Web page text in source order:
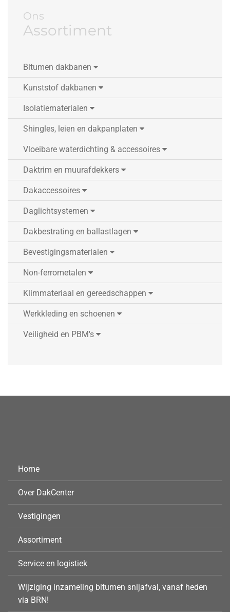
Ons
Assortiment
Bitumen dakbanen
Kunststof dakbanen
Isolatiematerialen
Shingles, leien en dakpanplaten
Vloeibare waterdichting & accessoires
Daktrim en muurafdekkers
Dakaccessoires
Daglichtsystemen
Dakbestrating en ballastlagen
Bevestigingsmaterialen
Non-ferrometalen
Klimmateriaal en gereedschappen
Werkkleding en schoenen
Veiligheid en PBM's
Home
Over DakCenter
Vestigingen
Assortiment
Service en logistiek
Wijziging inzameling bitumen snijafval, vanaf heden
via BRN!